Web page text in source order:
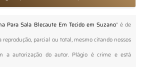
Para Sala Blecaute Em Tecido em Suzano" é de
reprodução, parcial ou total, mesmo citando nossos
a autorização do autor. Plágio é crime e está